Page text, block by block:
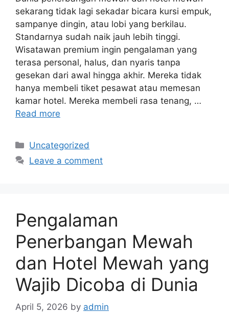
sekarang tidak lagi sekadar bicara kursi empuk,
sampanye dingin, atau lobi yang berkilau.
Standarnya sudah naik jauh lebih tinggi.
Wisatawan premium ingin pengalaman yang
terasa personal, halus, dan nyaris tanpa
gesekan dari awal hingga akhir. Mereka tidak
hanya membeli tiket pesawat atau memesan
kamar hotel. Mereka membeli rasa tenang, …
Read more
Categories
Uncategorized
Leave a comment
Pengalaman
Penerbangan Mewah
dan Hotel Mewah yang
Wajib Dicoba di Dunia
April 5, 2026 by admin